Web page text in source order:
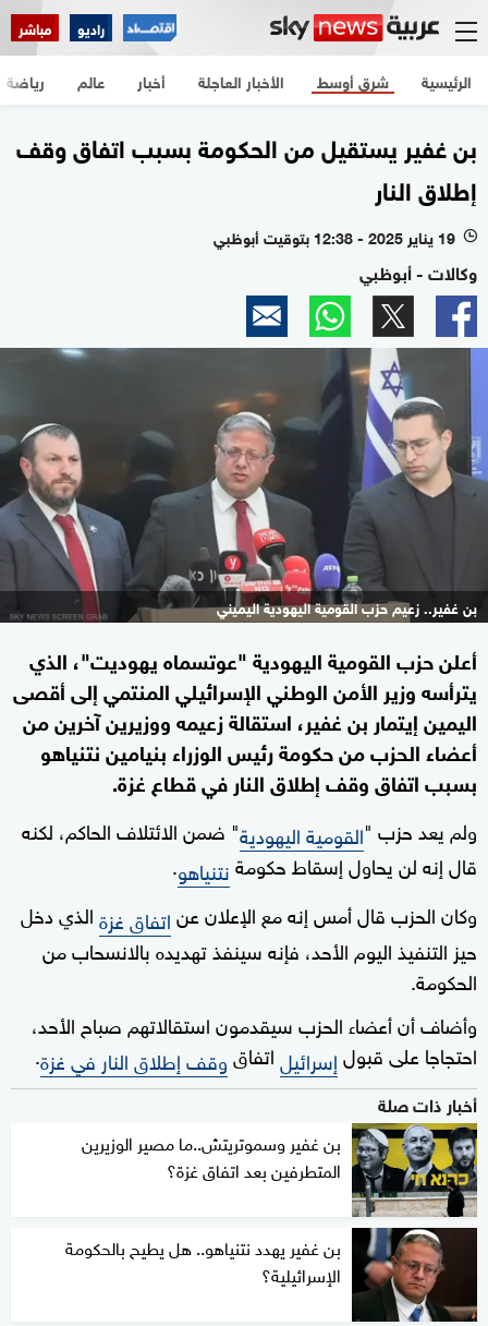
راديو مباشر
الرئيسية الأخبار العاجلة أخبار شرق أوسط عالم رياضة
بن غفير يستقيل من الحكومة بسبب اتفاق وقف
إطلاق النار
l 19 يناير 2025 - 12:38 بتوقيت أبوظبي
وكالات - أبوظبي
بن غفير.. زعيم حزب القومية اليهودية اليميني
أعلن حزب القومية اليهودية "عوتسماه يهوديت"، الذي
يترأسه وزير الأمن الوطني الإسرائيلي المنتمي إلى أقصى
اليمين إيتمار بن غفير، استقالة زعيمه ووزيرين آخرين من
أعضاء الحزب من حكومة رئيس الوزراء بنيامين نتنياهو
بسبب اتفاق وقف إطلاق النار في قطاع غزة.
ولم يعد حزب "القومية اليهودية" ضمن الائتلاف الحاكم، لكنه
قال إنه لن يحاول إسقاط حكومةنتنياهو.
وكان الحزب قال أمس إنه مع الإعلان عناتفاق غزةالذي دخل
حيز التنفيذ اليوم الأحد، فإنه سينفذ تهديده بالانسحاب من
الحكومة.
وأضاف أن أعضاء الحزب سيقدمون استقالاتهم صباح الأحد،
احتجاجا على قبولإسرائيلاتفاقوقف إطلاق النار في غزة.
أخبار ذات صلة
بن غفير وسموتريتش..ما مصير الوزيرين
المتطرفين بعد اتفاق غزة؟
بن غفير يهدد نتنياهو.. هل يطيح بالحكومة
الإسرائيلية؟